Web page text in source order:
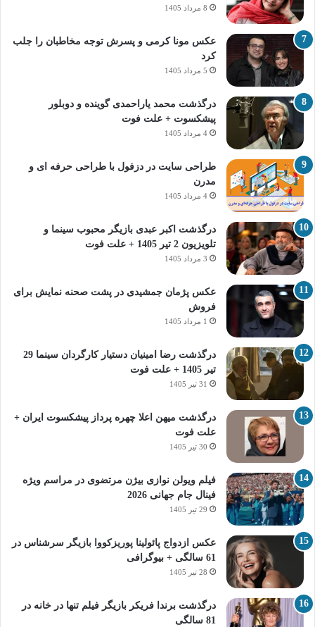
8 مرداد 1405
عکس مونا کرمی و پسرش توجه مخاطبان را جلب
کرد
5 مرداد 1405
درگذشت محمد یاراحمدی گوینده و دوبلور
پیشکسوت + علت فوت
4 مرداد 1405
طراحی سایت در دزفول با طراحی حرفه‌ ای و
مدرن
4 مرداد 1405
درگذشت اکبر عبدی بازیگر محبوب سینما و
تلویزیون 2 تیر 1405 + علت فوت
3 مرداد 1405
عکس پژمان جمشیدی در پشت صحنه نمایش برای
فروش
1 مرداد 1405
درگذشت رضا امینیان دستیار کارگردان سینما 29
تیر 1405 + علت فوت
31 تیر 1405
درگذشت میهن اعلا چهره پرداز پیشکسوت ایران +
علت فوت
30 تیر 1405
فیلم ویولن نوازی بیژن مرتضوی در مراسم ویژه
فینال جام جهانی 2026
29 تیر 1405
عکس ازدواج پائولینا پوریزکووا بازیگر سرشناس در
61 سالگی + بیوگرافی
28 تیر 1405
درگذشت برندا فریکر بازیگر فیلم تنها در خانه در
81 سالگی